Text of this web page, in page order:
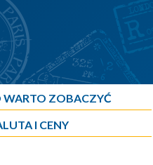
WARTO ZOBACZYĆ
I CENY